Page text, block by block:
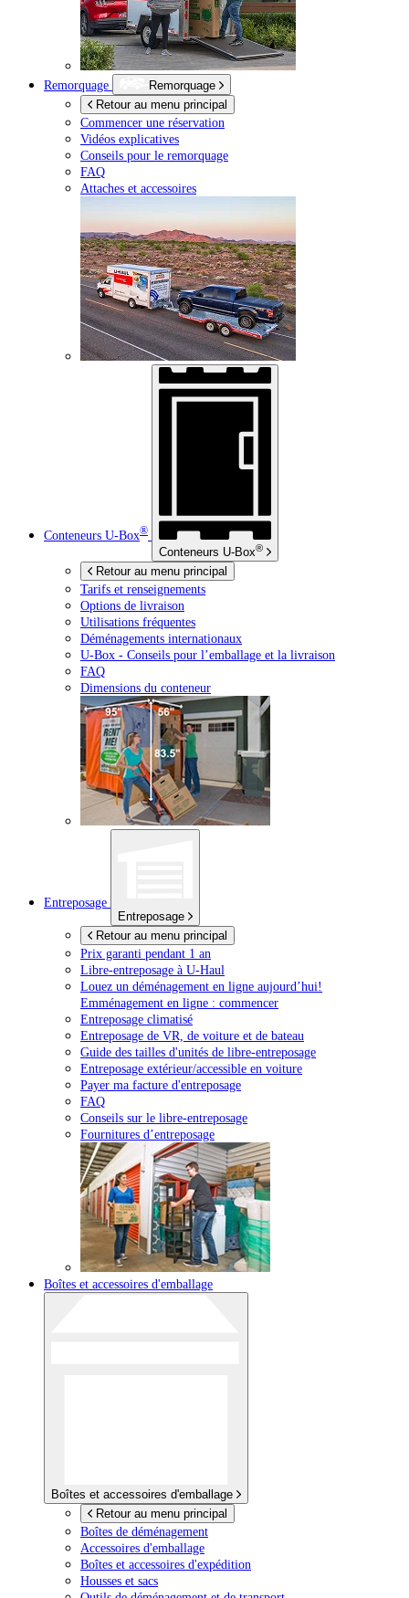
Remorquage
Remorquage
Retour au menu principal
Commencer une réservation
Vidéos explicatives
Conseils pour le remorquage
FAQ
Attaches et accessoires
Conteneurs U-Box®
Conteneurs U-Box®
Retour au menu principal
Tarifs et renseignements
Options de livraison
Utilisations fréquentes
Déménagements internationaux
U-Box - Conseils pour l’emballage et la livraison
FAQ
Dimensions du conteneur
Entreposage
Entreposage
Retour au menu principal
Prix garanti pendant 1 an
Libre-entreposage à U-Haul
Louez un déménagement en ligne aujourd’hui!
Emménagement en ligne : commencer
Entreposage climatisé
Entreposage de VR, de voiture et de bateau
Guide des tailles d'unités de libre-entreposage
Entreposage extérieur/accessible en voiture
Payer ma facture d'entreposage
FAQ
Conseils sur le libre-entreposage
Fournitures d’entreposage
Boîtes et accessoires d'emballage
Boîtes et accessoires d'emballage
Retour au menu principal
Boîtes de déménagement
Accessoires d'emballage
Boîtes et accessoires d'expédition
Housses et sacs